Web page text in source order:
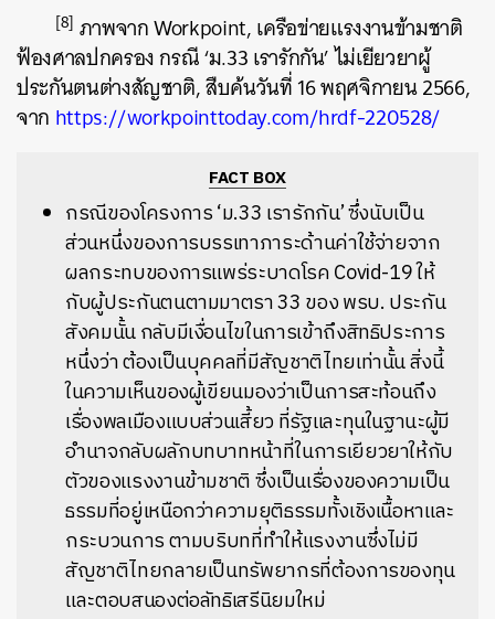
[8] ภาพจาก Workpoint, เครือข่ายแรงงานข้ามชาติ
ฟ้องศาลปกครอง กรณี ‘ม.33 เรารักกัน’ ไม่เยียวยาผู้
ประกันตนต่างสัญชาติ, สืบค้นวันที่ 16 พฤศจิกายน 2566,
จาก https://workpointtoday.com/hrdf-220528/
FACT BOX
กรณีของโครงการ ‘ม.33 เรารักกัน’ ซึ่งนับเป็น
ส่วนหนึ่งของการบรรเทาภาระด้านค่าใช้จ่ายจาก
ผลกระทบของการแพร่ระบาดโรค Covid-19 ให้
กับผู้ประกันตนตามมาตรา 33 ของ พรบ. ประกัน
สังคมนั้น กลับมีเงื่อนไขในการเข้าถึงสิทธิประการ
หนึ่งว่า ต้องเป็นบุคคลที่มีสัญชาติไทยเท่านั้น สิ่งนี้
ในความเห็นของผู้เขียนมองว่าเป็นการสะท้อนถึง
เรื่องพลเมืองแบบส่วนเสี้ยว ที่รัฐและทุนในฐานะผู้มี
อำนาจกลับผลักบทบาทหน้าที่ในการเยียวยาให้กับ
ตัวของแรงงานข้ามชาติ ซึ่งเป็นเรื่องของความเป็น
ธรรมที่อยู่เหนือกว่าความยุติธรรมทั้งเชิงเนื้อหาและ
กระบวนการ ตามบริบทที่ทำให้แรงงานซึ่งไม่มี
สัญชาติไทยกลายเป็นทรัพยากรที่ต้องการของทุน
และตอบสนองต่อลัทธิเสรีนิยมใหม่